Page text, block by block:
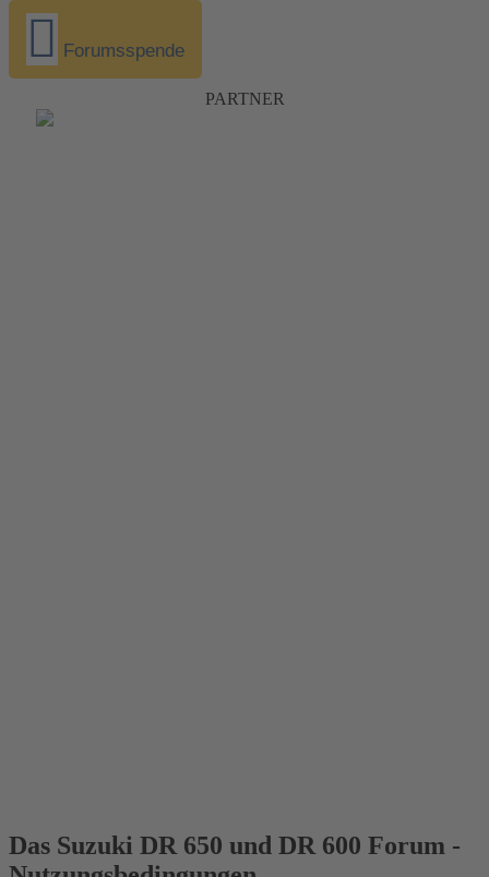
Forumsspende
PARTNER
Das Suzuki DR 650 und DR 600 Forum -